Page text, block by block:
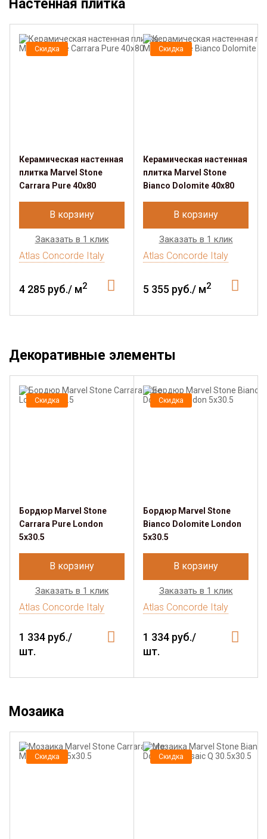
Настенная плитка
Скидка
Керамическая настенная
плитка Marvel Stone
Carrara Pure 40x80
В корзину
Заказать в 1 клик
Atlas Concorde Italy
4 285 руб./ м2
Скидка
Керамическая настенная
плитка Marvel Stone
Bianco Dolomite 40x80
В корзину
Заказать в 1 клик
Atlas Concorde Italy
5 355 руб./ м2
Декоративные элементы
Скидка
Бордюр Marvel Stone
Carrara Pure London
5x30.5
В корзину
Заказать в 1 клик
Atlas Concorde Italy
1 334 руб./
шт.
Скидка
Бордюр Marvel Stone
Bianco Dolomite London
5x30.5
В корзину
Заказать в 1 клик
Atlas Concorde Italy
1 334 руб./
шт.
Мозаика
Скидка Скидка